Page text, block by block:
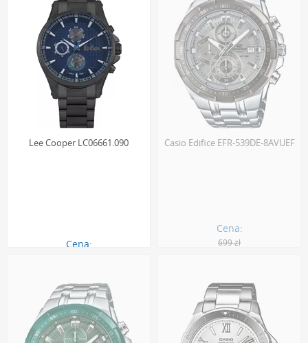
Lee Cooper LC06661.090
Cena:
Casio Edifice EFR-539DE-8AVUEF
Cena:
699 zł